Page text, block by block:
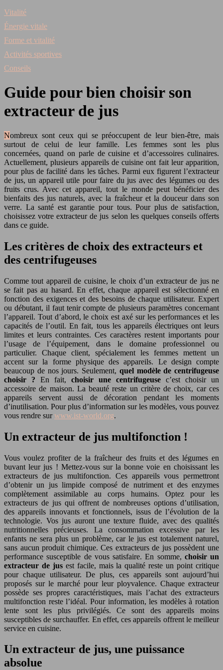
Vitalité
Énergie vitale
Forme et vitalité
Activités sportives
Conseils
Guide pour bien choisir son
extracteur de jus
Nombreux sont ceux qui se préoccupent de leur bien-être, mais
surtout de celui de leur famille. Les femmes sont les plus
concernées, quand on parle de cuisine et d’accessoires culinaires.
Actuellement, plusieurs appareils de cuisine ont fait leur apparition,
pour plus de facilité dans les tâches. Parmi eux figurent l’extracteur
de jus, un appareil utile pour faire du jus avec des légumes ou des
fruits crus. Avec cet appareil, tout le monde peut bénéficier des
bienfaits des jus naturels, avec la fraîcheur et la douceur dans son
verre. La santé est garantie pour tous. Pour plus de satisfaction,
choisissez votre extracteur de jus selon les quelques conseils offerts
dans ce guide.
Les critères de choix des extracteurs et
des centrifugeuses
Comme tout appareil de cuisine, le choix d’un extracteur de jus ne
se fait pas au hasard. En effet, chaque appareil est sélectionné en
fonction des exigences et des besoins de chaque utilisateur. Expert
ou débutant, il faut tenir compte de plusieurs paramètres concernant
l’appareil. Tout d’abord, le choix est axé sur les performances et les
capacités de l’outil. En fait, tous les appareils électriques ont leurs
limites et leurs contraintes. Ces caractères restent importants pour
l’usage de l’équipement, dans le domaine professionnel ou
particulier. Chaque client, spécialement les femmes mettent un
accent sur la forme physique des appareils. Le design compte
beaucoup de nos jours. Seulement, quel modèle de centrifugeuse
choisir ? En fait, choisir une centrifugeuse c’est choisir un
accessoire de maison. La beauté reste un critère de choix, car ces
appareils servent aussi de décoration pendant les moments
d’inutilisation. Pour plus d’information sur les modèles, vous pouvez
vous rendre surwww.ist-world.org.
Un extracteur de jus multifonction !
Vous voulez profiter de la fraîcheur des fruits et des légumes en
buvant leur jus ! Mettez-vous sur la bonne voie en choisissant les
extracteurs de jus multifonction. Ces appareils vous permettront
d’obtenir un jus limpide composé de nutriment et des enzymes
complètement assimilable au corps humains. Optez pour les
extracteurs de jus qui offrent de nombreuses options d’utilisation,
des appareils innovants et fonctionnels, issus de l’évolution de la
technologie. Vos jus auront une texture fluide, avec des qualités
nutritionnelles précieuses. La consommation excessive par les
enfants ne sera plus un problème, car le jus est totalement naturel,
sans aucun produit chimique. Ces extracteurs de jus possèdent une
performance susceptible de vous satisfaire. En somme, choisir un
extracteur de jusest facile, mais la qualité reste un point critique
pour chaque utilisateur. De plus, ces appareils sont aujourd’hui
proposés sur le marché pour leur ployvalence. Chaque extracteur
possède ses propres caractéristiques, mais l’achat des extracteurs
multifonction reste l’idéal. Pour information, les modèles à rotation
lente sont les plus privilégiés. Ce sont des appareils moins
susceptibles de surchauffer. En effet, ces appareils offrent le meilleur
service en cuisine.
Un extracteur de jus, une puissance
absolue